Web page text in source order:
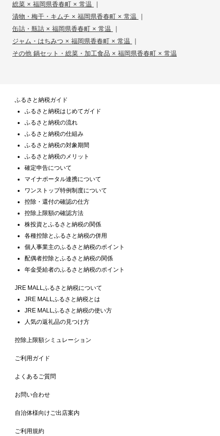
総菜 × 福岡県香春町 × 常温 |
漬物・梅干・キムチ × 福岡県香春町 × 常温 |
缶詰・瓶詰 × 福岡県香春町 × 常温 |
ジャム・はちみつ × 福岡県香春町 × 常温 |
その他 鍋セット・総菜・加工食品 × 福岡県香春町 × 常温
ふるさと納税ガイド
ふるさと納税はじめてガイド
ふるさと納税の流れ
ふるさと納税の仕組み
ふるさと納税の対象期間
ふるさと納税のメリット
確定申告について
マイナポータル連携について
ワンストップ特例制度について
控除・還付の確認の仕方
控除上限額の確認方法
株投資とふるさと納税の関係
各種控除とふるさと納税の併用
個人事業主のふるさと納税のポイント
配偶者控除とふるさと納税の関係
年金受給者のふるさと納税のポイント
JRE MALLふるさと納税について
JRE MALLふるさと納税とは
JRE MALLふるさと納税の使い方
人気の返礼品の見つけ方
控除上限額シミュレーション
ご利用ガイド
よくあるご質問
お問い合わせ
自治体様向けご出店案内
ご利用規約